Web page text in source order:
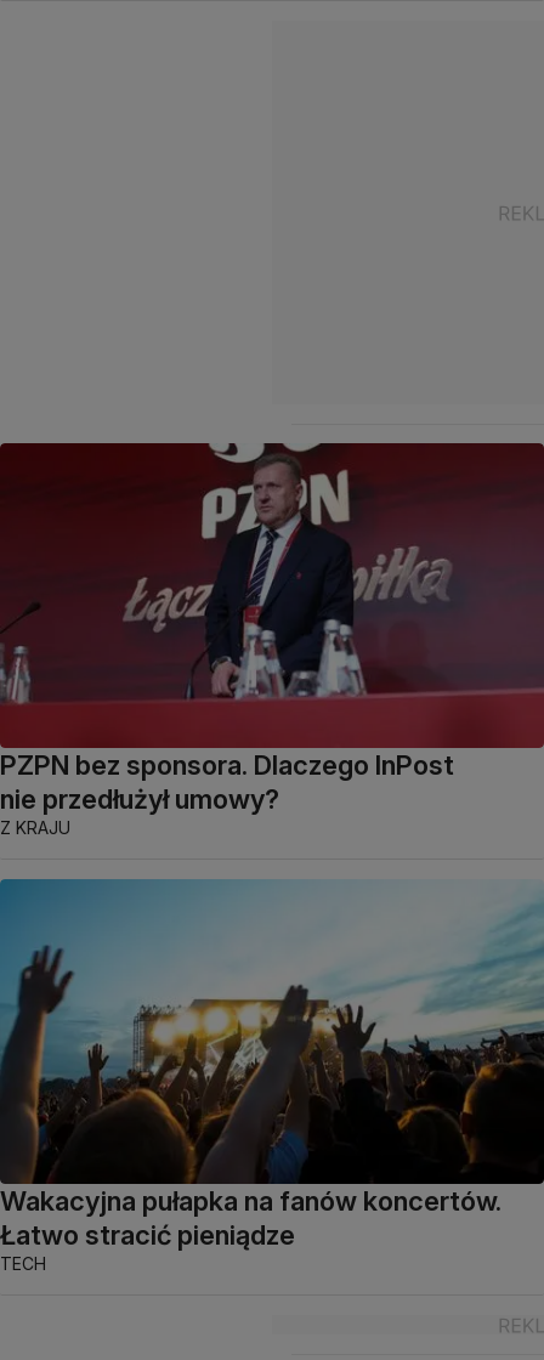
PZPN bez sponsora. Dlaczego InPost
nie przedłużył umowy?
Z KRAJU
Wakacyjna pułapka na fanów koncertów.
Łatwo stracić pieniądze
TECH